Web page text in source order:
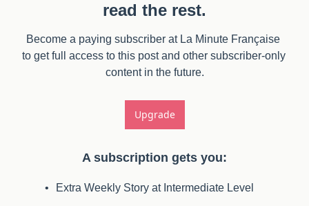
read the rest.
Become a paying subscriber at La Minute Française
to get full access to this post and other subscriber-only
content in the future.
Upgrade
A subscription gets you:
Extra Weekly Story at Intermediate Level